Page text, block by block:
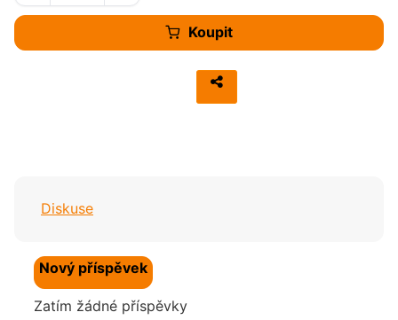
Koupit
Diskuse
Nový příspěvek
Zatím žádné příspěvky